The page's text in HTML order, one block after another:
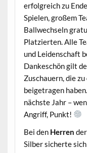
erfolgreich zu
Spielen, großem
Ballwechseln
Platzierten. Alle
und Leidenschaft
Dankeschön gilt
Zuschauern, die
beigetragen
nächste Jahr –
Angriff, Punkt!
Bei den Herren der
Silber sicherte